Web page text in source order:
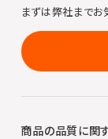
まずは弊社までお
商品の品質に関